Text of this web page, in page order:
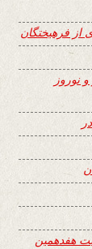
از فرهیختگان
نوروز
هفدهمین